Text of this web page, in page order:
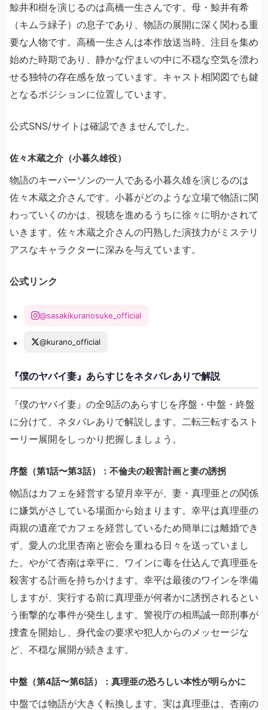
鯨井和樹を演じるのは高橋一生さんです。母・鯨井有希
（キムラ緑子）の息子であり、物語の展開に深く関わる重
要な人物です。高橋一生さんは本作放送当時、注目を集め
始めた時期であり、静かな佇まいの中に不穏な空気を漂わ
せる独特の存在感を放っています。キャスト相関図でも鍵
となるポジションに位置しています。
公式SNS/サイトは確認できませんでした。
佐々木蔵之介（小暮久雄役）
物語のキーパーソンの一人である小暮久雄を演じるのは
佐々木蔵之介さんです。小暮がどのような立場で物語に関
わっていくのかは、視聴を進めるうちに徐々に明かされて
いきます。佐々木蔵之介さんの円熟した演技力がミステリ
アスなキャラクターに深みを与えています。
公式リンク
@sasakikuranosuke_official
@kurano_official
『僕のヤバイ妻』あらすじをネタバレありで解説
『僕のヤバイ妻』の全9話のあらすじを序盤・中盤・終盤
に分けて、ネタバレありで解説します。二転三転するスト
ーリー展開をしっかり把握しましょう。
序盤（第1話〜第3話）：不倫夫の殺害計画と妻の誘拐
物語はカフェを経営する望月幸平が、妻・真理亜との関係
に嫌気がさしている場面から始まります。幸平は真理亜の
両親の遺産でカフェを経営しているため簡単には離婚でき
ず、愛人の北里杏南と密会を重ねる日々を送っていまし
た。やがて杏南は幸平に、ワインに毒を仕込んで真理亜を
殺害する計画を持ちかけます。幸平は最後のワインを準備
しますが、実行する前に真理亜が何者かに誘拐されるとい
う衝撃的な事件が発生します。警視庁の相馬誠一郎刑事が
捜査を開始し、身代金の要求や犯人からのメッセージな
ど、不穏な展開が続きます。
中盤（第4話〜第6話）：真理亜の恐ろしい本性が明らかに
中盤では物語が大きく転換します。実は真理亜は、杏南の